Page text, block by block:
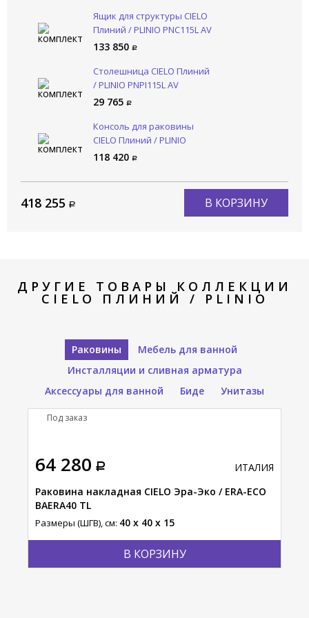
Ящик для структуры CIELO
Плиний / PLINIO PNC115L AV
133 850
Столешница CIELO Плиний
/ PLINIO PNPI115L AV
29 765
Консоль для раковины
CIELO Плиний / PLINIO
PNST115 CM
118 420
418 255 В КОРЗИНУ
ДРУГИЕ ТОВАРЫ КОЛЛЕКЦИИ
CIELO ПЛИНИЙ / PLINIO
Раковины
Мебель для ванной
Инсталляции и сливная арматура
Аксессуары для ванной
Биде Унитазы
64 280
В КОРЗИНУ
ИТАЛИЯ
Раковина накладная CIELO Эра-Эко / ERA-ECO
BAERA40 TL
Размеры (ШГВ), см: 40 x 40 x 15
Под заказ